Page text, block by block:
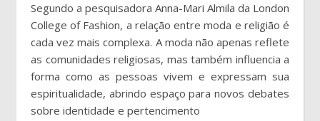
Segundo a pesquisadora Anna-Mari Almila da London
College of Fashion, a relação entre moda e religião é
cada vez mais complexa. A moda não apenas reflete
as comunidades religiosas, mas também influencia a
forma como as pessoas vivem e expressam sua
espiritualidade, abrindo espaço para novos debates
sobre identidade e pertencimento